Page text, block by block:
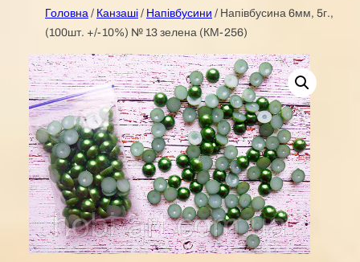
Головна / Канзаші / Напівбусини / Напівбусина 6мм, 5г.,
(100шт. +/-10%) № 13 зелена (КМ-256)